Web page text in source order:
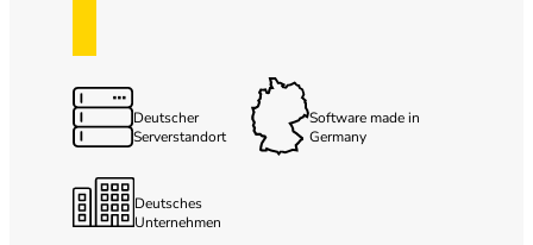
Deutscher
Serverstandort
Software made in
Germany
Deutsches
Unternehmen